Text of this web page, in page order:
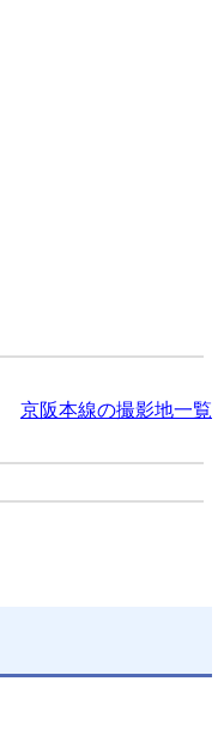
京阪本線の撮影地一覧